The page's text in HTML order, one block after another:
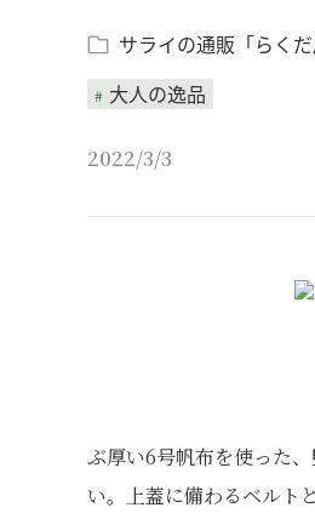
サライの通販「らく
大人の逸品
2022/3/3
ぶ厚い6号帆布を使った
い。上蓋に備わるベルト